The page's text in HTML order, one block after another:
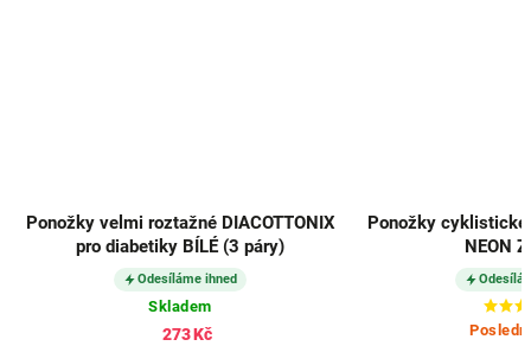
Ponožky velmi roztažné DIACOTTONIX
pro diabetiky BÍLÉ (3 páry)
Odesíláme ihned
Skladem
273 Kč
Ponožky cyklistické
NEON